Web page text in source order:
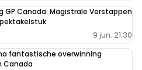
GP Canada: Magistrale Verstappen
9 jun. 21:30
fantastische overwinning
Canada